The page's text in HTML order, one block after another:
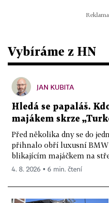
Vybíráme z HN
JAN KUBITA
Hledá se papaláš.
majákem skrze
Před několika dny se do
přihnalo obří luxusní BMW
blikajícím majáčkem na
4. 8. 2026 ▪ 6 min. čtení